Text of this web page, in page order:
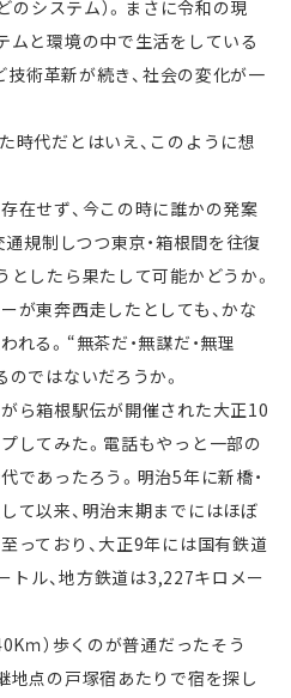
のシステム）。まさに令和の現
ムと環境の中で生活をしている
術革新が続き、社会の変化が一
時代だとはいえ、このように想
在せず、今この時に誰かの発案
規制しつつ東京・箱根間を往復
したら果たして可能かどうか。
が東奔西走したとしても、かな
る。“無茶だ・無謀だ・無理
ではないだろうか。
ら箱根駅伝が開催された大正10
してみた。電話もやっと一部の
であったろう。明治5年に新橋・
て以来、明治末期までにはほぼ
っており、大正9年には国有鉄道
ル、地方鉄道は3,227キロメー
ｍ）歩くのが普通だったそう
地点の戸塚宿あたりで宿を探し